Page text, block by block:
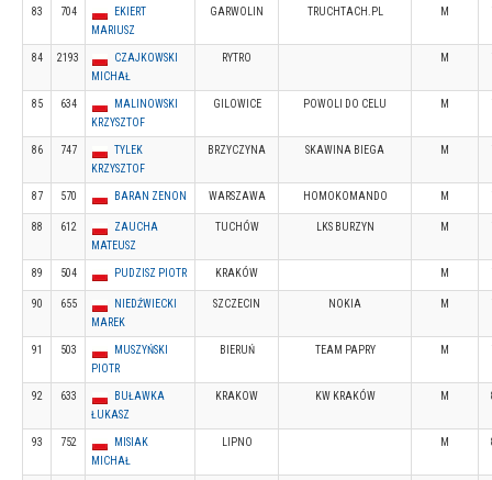
83 704
EKIERT
MARIUSZ
GARWOLIN TRUCHTACH.PL M
84 2193
CZAJKOWSKI
MICHAŁ
RYTRO M
85 634
MALINOWSKI
KRZYSZTOF
GILOWICE POWOLI DO CELU M
86 747
TYLEK
KRZYSZTOF
BRZYCZYNA SKAWINA BIEGA M
87 570 BARAN ZENON WARSZAWA HOMOKOMANDO M
88 612
ZAUCHA
MATEUSZ
TUCHÓW LKS BURZYN M
89 504 PUDZISZ PIOTR KRAKÓW M
90 655
NIEDŹWIECKI
MAREK
SZCZECIN NOKIA M
91 503
MUSZYŃSKI
PIOTR
BIERUŃ TEAM PAPRY M
92 633
BUŁAWKA
ŁUKASZ
KRAKOW KW KRAKÓW M
93 752
MISIAK
MICHAŁ
LIPNO M